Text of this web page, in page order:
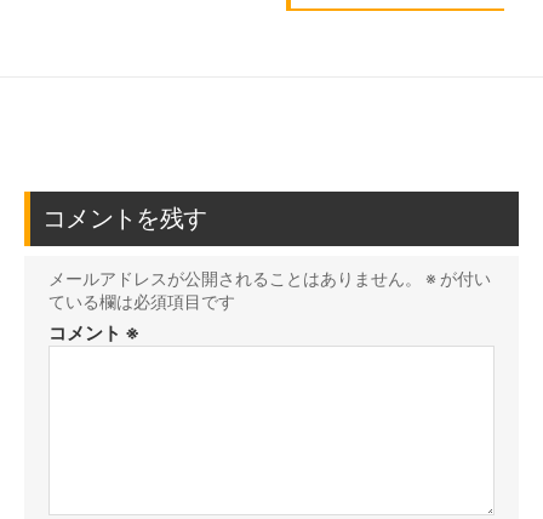
コメントを残す
メールアドレスが公開されることはありません。 ※ が付い
ている欄は必須項目です
コメント ※